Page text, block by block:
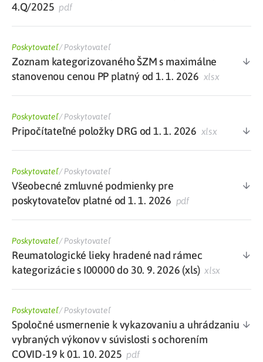
4.Q/2025 pdf
Poskytovateľ/Poskytovateľ
Zoznam kategorizovaného ŠZM s maximálne
stanovenou cenou PP platný od 1. 1. 2026 xlsx
Poskytovateľ/Poskytovateľ
Pripočítateľné položky DRG od 1. 1. 2026 xlsx
Poskytovateľ/Poskytovateľ
Všeobecné zmluvné podmienky pre
poskytovateľov platné od 1. 1. 2026 pdf
Poskytovateľ/Poskytovateľ
Reumatologické lieky hradené nad rámec
kategorizácie s I00000 do 30. 9. 2026 (xls)xlsx
Poskytovateľ/Poskytovateľ
Spoločné usmernenie k vykazovaniu a uhrádzaniu
vybraných výkonov v súvislosti s ochorením
COVID-19 k 01. 10. 2025 pdf